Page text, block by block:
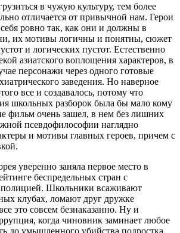
в чужую культуру, тем более
отличается от привычной нам. Герои
себя ровно так, как они и должны в
их мотивы логичны и понятны, сюжет
и логических пустот. Естественно
азиатского воплощения характеров, в
персонажи через одного готовые
заведения. Но наверное
все и создавалось, потому что
школьных разборок была бы мало кому
фильм очень зашел, в нем без лишних
псевдофилософии наглядно
и мотивы главных героев, причем с
уверенно заняла первое место в
беспредельных стран с
Школьники всаживают
клубах, ломают друг дружке
это совсем безнаказанно. Ну и
когда чиновник заминает любое
до умышленного убийства подростка